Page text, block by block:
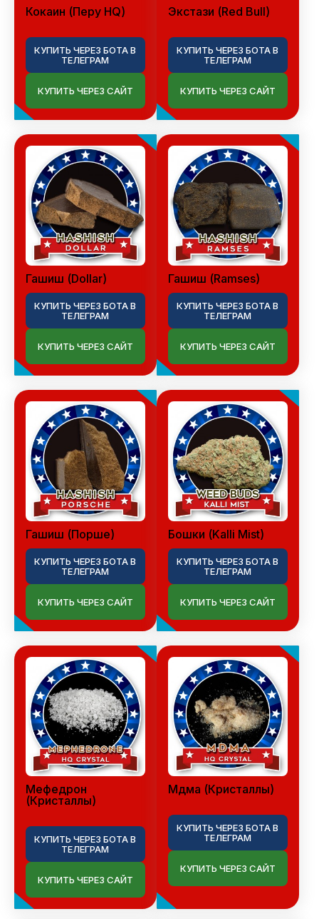
Кокаин (Перу HQ)
КУПИТЬ ЧЕРЕЗ БОТА В
ТЕЛЕГРАМ
КУПИТЬ ЧЕРЕЗ САЙТ
Экстази (Red Bull)
КУПИТЬ ЧЕРЕЗ БОТА В
ТЕЛЕГРАМ
КУПИТЬ ЧЕРЕЗ САЙТ
Гашиш (Dollar)
КУПИТЬ ЧЕРЕЗ БОТА В
ТЕЛЕГРАМ
КУПИТЬ ЧЕРЕЗ САЙТ
Гашиш (Ramses)
КУПИТЬ ЧЕРЕЗ БОТА В
ТЕЛЕГРАМ
КУПИТЬ ЧЕРЕЗ САЙТ
Гашиш (Порше)
КУПИТЬ ЧЕРЕЗ БОТА В
ТЕЛЕГРАМ
КУПИТЬ ЧЕРЕЗ САЙТ
Бошки (Kalli Mist)
КУПИТЬ ЧЕРЕЗ БОТА В
ТЕЛЕГРАМ
КУПИТЬ ЧЕРЕЗ САЙТ
Мефедрон
(Кристаллы)
КУПИТЬ ЧЕРЕЗ БОТА В
ТЕЛЕГРАМ
КУПИТЬ ЧЕРЕЗ САЙТ
Мдма (Кристаллы)
КУПИТЬ ЧЕРЕЗ БОТА В
ТЕЛЕГРАМ
КУПИТЬ ЧЕРЕЗ САЙТ